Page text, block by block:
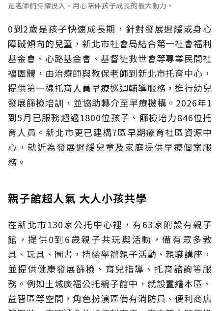
是老師們持續投入、用心陪伴孩子成長的最大動力。
0到2歲是孩子快速成長期，針對發展遲緩或身心
障礙傾向的兒童，新北市社會局結合第一社會福利
基金會、心路基金會、基督徒救世會等專業民間社
福團體，由治療師與教保老師到新北市托育中心，
提供第一線托育人員早療巡迴輔導服務，進行幼兒
發展篩檢培訓，並協助轉介至早療機構。2026年1
到5月已服務超過1800位孩子、篩檢培力846位托
育人員。新北市更已建構7區早期療育社區資源中
心，就近為發展遲緩兒童及家庭提供早療個案服
務。
親子館超人氣 大人小孩共學
在新北市130家公托中心裡，有63家附設有親子
館，提供0到6歲親子共玩與活動，備有眾多教
具、玩具、圖書，持續舉辦親子活動、親職講座，
並提供健康發展篩檢、育兒指導、托育諮詢等服
務。例如土城廣福公托親子館中，就設置繪本區、
益智區等空間，角色扮演區備有消防員、便利商店